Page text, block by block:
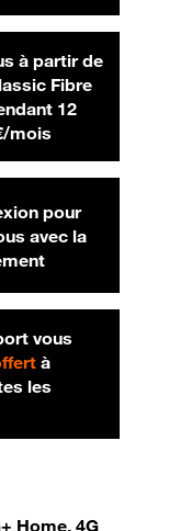
à partir de
Fibre
€ par mois
12
mois42,99 € par
pour
avec la
vous
à
les
Home, 4G